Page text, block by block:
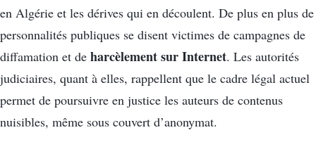
en Algérie et les dérives qui en découlent. De plus en plus de
personnalités publiques se disent victimes de campagnes de
diffamation et de harcèlement sur Internet. Les autorités
judiciaires, quant à elles, rappellent que le cadre légal actuel
permet de poursuivre en justice les auteurs de contenus
nuisibles, même sous couvert d’anonymat.